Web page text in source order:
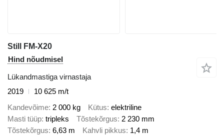
Still FM-X20
Hind nõudmisel
Lükandmastiga virnastaja
2019
10 625 m/t
Kandevõime 2 000 kg Kütus elektriline
Masti tüüp tripleks Tõstekõrgus 2 230 mm
Tõstekõrgus 6,63 m Kahvli pikkus 1,4 m